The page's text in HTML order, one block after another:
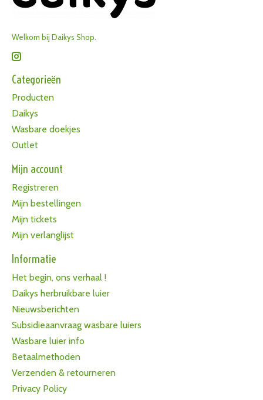
Welkom bij Daikys Shop.
Categorieën
Producten
Daikys
Wasbare doekjes
Outlet
Mijn account
Registreren
Mijn bestellingen
Mijn tickets
Mijn verlanglijst
Informatie
Het begin, ons verhaal !
Daikys herbruikbare luier
Nieuwsberichten
Subsidieaanvraag wasbare luiers
Wasbare luier info
Betaalmethoden
Verzenden & retourneren
Privacy Policy